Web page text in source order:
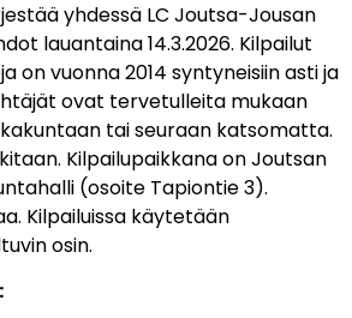
yhdessä LC Joutsa-Jousan
lauantaina 14.3.2026. Kilpailut
on vuonna 2014 syntyneisiin asti ja
ovat tervetulleita mukaan
tai seuraan katsomatta.
Kilpailupaikkana on Joutsan
(osoite Tapiontie 3).
Kilpailuissa käytetään
osin.